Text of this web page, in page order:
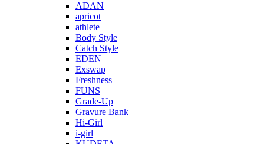
ADAN
apricot
athlete
Body Style
Catch Style
EDEN
Exswap
Freshness
FUNS
Grade-Up
Gravure Bank
Hi-Girl
i-girl